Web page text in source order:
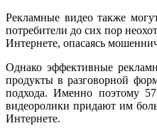
Рекламные видео также
потребители до сих пор
Интернете, опасаясь
Однако эффективные
продукты в разговорной
подхода. Именно поэтому
видеоролики придают им
Интернете.